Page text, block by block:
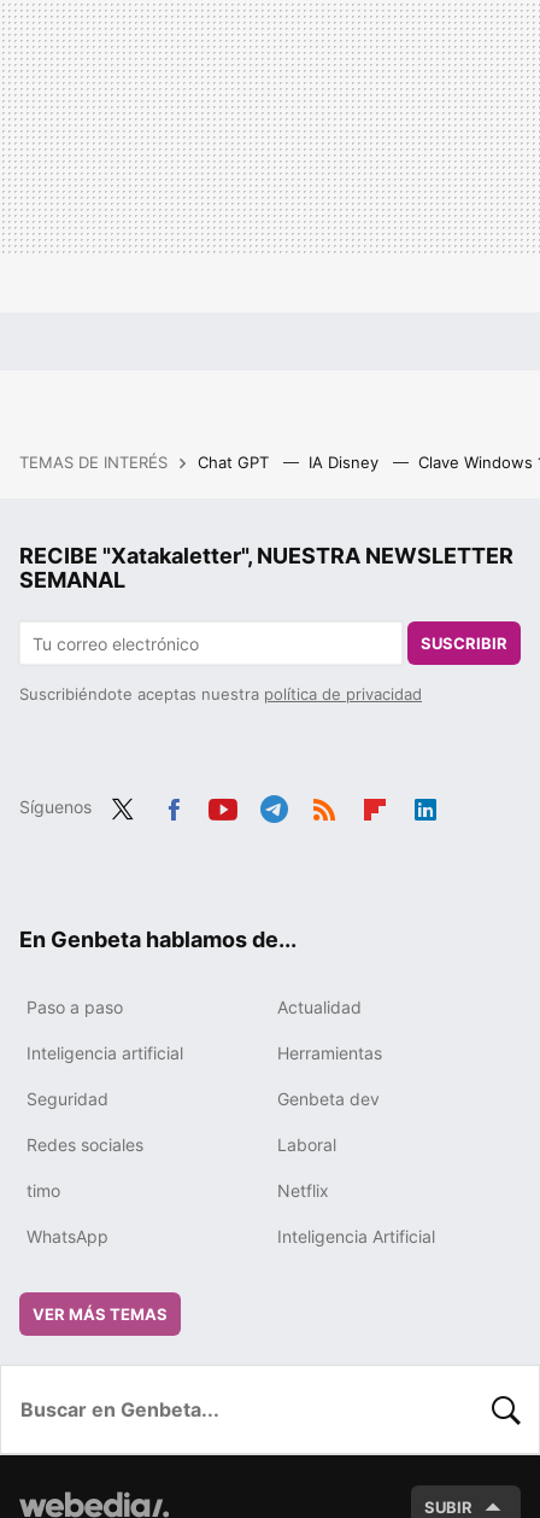
TEMAS DE INTERÉS Chat GPT IA Disney Clave Windows
RECIBE "Xatakaletter", NUESTRA NEWSLETTER
SEMANAL
SUSCRIBIR
Suscribiéndote aceptas nuestra política de privacidad
Síguenos
En Genbeta hablamos de...
Paso a paso Actualidad
Inteligencia artificial Herramientas
Seguridad Genbeta dev
Redes sociales Laboral
timo Netflix
WhatsApp Inteligencia Artificial
VER MÁS TEMAS
SUBIR